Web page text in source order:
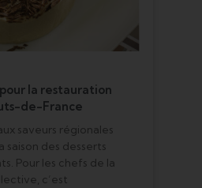
la restauration
de-France
saveurs régionales
saison des desserts
Pour les chefs de la
c’est